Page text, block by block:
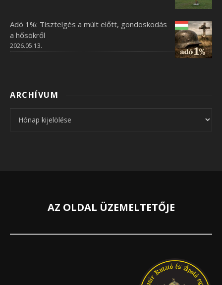
Adó 1%: Tisztelgés a múlt előtt, gondoskodás
a hősökről
2026.05.13.
ARCHÍVUM
AZ OLDAL ÜZEMELTETŐJE